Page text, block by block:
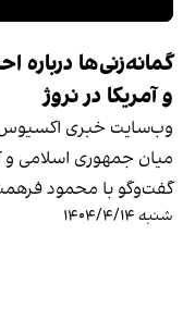
گمانه‌زنی‌ها
و آمریکا در نروژ
وب‌سایت خبری اکسیوس
میان جمهوری اسلامی و
گفت‌وگو با محمود
شنبه ۱۴۰۴/۴/۱۴